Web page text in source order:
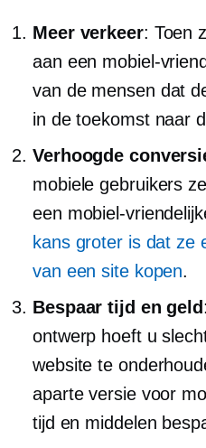
Meer verkeer: Toen
aan een mobiel-
van de mensen dat
in de toekomst naar
Verhoogde
mobiele gebruikers
een mobiel-
kans groter is dat ze
van een site kopen.
Bespaar tijd en geld
ontwerp hoeft u
website te
aparte versie voor
tijd en middelen